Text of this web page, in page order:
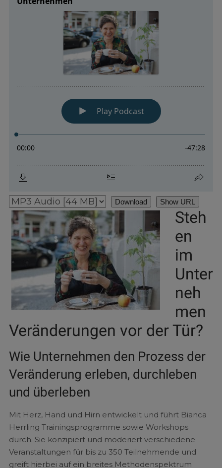
Download Show URL
Steh
en
im
Unter
neh
men
Veränderungen vor der Tür?
Wie Unternehmen den Prozess der
Veränderung erleben, durchleben
und überleben
Mit Herz, Hand und Hirn entwickelt und führt Bianca
Herrling Trainingsprogramme sowie Workshops
durch. Sie konzipiert und moderiert verschiedene
Veranstaltungen für bis zu 350 Teilnehmende und
greift hierbei auf ein breites Methodenspektrum